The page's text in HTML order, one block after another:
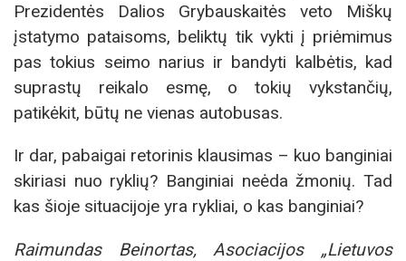
Prezidentės Dalios Grybauskaitės veto Miškų
įstatymo pataisoms, beliktų tik vykti į priėmimus
pas tokius seimo narius ir bandyti kalbėtis, kad
suprastų reikalo esmę, o tokių vykstančių,
patikėkit, būtų ne vienas autobusas.
Ir dar, pabaigai retorinis klausimas – kuo banginiai
skiriasi nuo ryklių? Banginiai neėda žmonių. Tad
kas šioje situacijoje yra rykliai, o kas banginiai?
Raimundas Beinortas, Asociacijos „Lietuvos